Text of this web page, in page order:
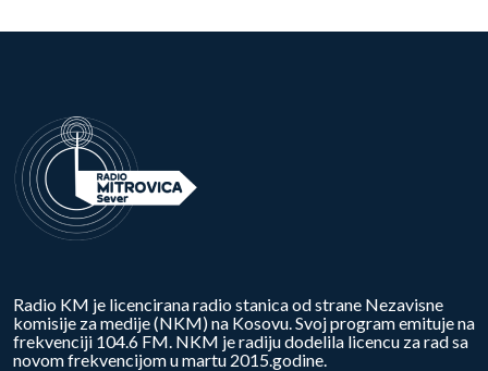
Radio KM je licencirana radio stanica od strane Nezavisne
komisije za medije (NKM) na Kosovu. Svoj program emituje na
frekvenciji 104.6 FM. NKM je radiju dodelila licencu za rad sa
novom frekvencijom u martu 2015.godine.